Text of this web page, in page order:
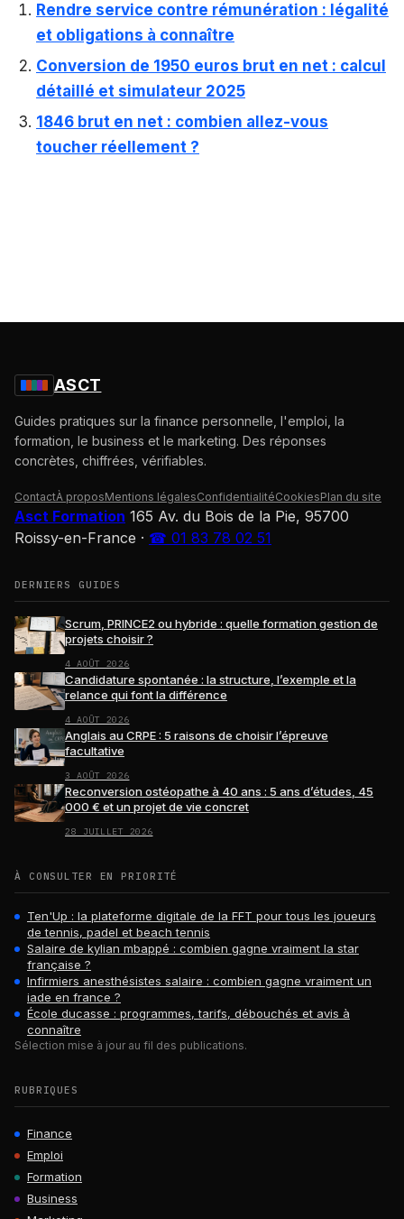
Rendre service contre rémunération : légalité
et obligations à connaître
Conversion de 1950 euros brut en net : calcul
détaillé et simulateur 2025
1846 brut en net : combien allez-vous
toucher réellement ?
ASCT
Guides pratiques sur la finance personnelle, l'emploi, la
formation, le business et le marketing. Des réponses
concrètes, chiffrées, vérifiables.
ContactÀ proposMentions légalesConfidentialitéCookiesPlan du site
Asct Formation 165 Av. du Bois de la Pie, 95700
Roissy-en-France · ☎ 01 83 78 02 51
DERNIERS GUIDES
Scrum, PRINCE2 ou hybride : quelle formation gestion de
projets choisir ?
4 AOÛT 2026
Candidature spontanée : la structure, l’exemple et la
relance qui font la différence
4 AOÛT 2026
Anglais au CRPE : 5 raisons de choisir l’épreuve
facultative
3 AOÛT 2026
Reconversion ostéopathe à 40 ans : 5 ans d’études, 45
000 € et un projet de vie concret
28 JUILLET 2026
À CONSULTER EN PRIORITÉ
Ten'Up : la plateforme digitale de la FFT pour tous les joueurs
de tennis, padel et beach tennis
Salaire de kylian mbappé : combien gagne vraiment la star
française ?
Infirmiers anesthésistes salaire : combien gagne vraiment un
iade en france ?
École ducasse : programmes, tarifs, débouchés et avis à
connaître
Sélection mise à jour au fil des publications.
RUBRIQUES
Finance
Emploi
Formation
Business